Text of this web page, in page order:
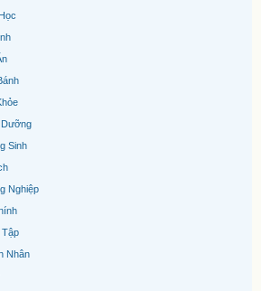
Sinh
Nghiệp
Tập
Nhân